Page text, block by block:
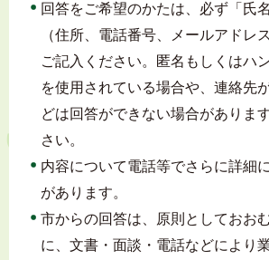
回答をご希望のかたは、必ず「氏
（住所、電話番号、メールアドレ
ご記入ください。匿名もしくはハ
を使用されている場合や、連絡先
どは回答ができない場合がありま
さい。
内容について電話等でさらに詳細
があります。
市からの回答は、原則としておお
に、文書・面談・電話などにより